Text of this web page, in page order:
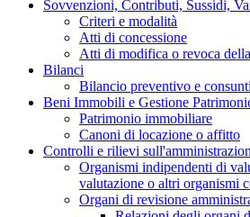
Sovvenzioni, Contributi, Sussidi,
Criteri e modalità
Atti di concessione
Atti di modifica o revoca
Bilanci
Bilancio preventivo e
Beni Immobili e Gestione
Patrimonio immobiliare
Canoni di locazione o affitto
Controlli e rilievi
Organismi indipendenti di
valutazione o altri organismi
Organi di revisione